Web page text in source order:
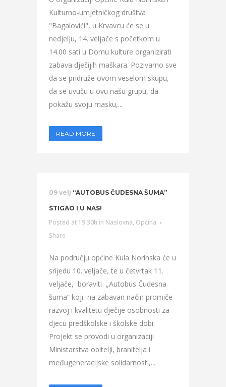
Kulturno-umjetničkog društva
"Bagalovići", u Krvavcu će se u
nedjelju, 14. veljače s početkom u
14.00 sati u Domu kulture organizirati
zabava dječijih maškara. Pozivamo sve
da se pridruže ovom veselom skupu,
da se uvuču u ovu našu grupu, da
pokažu svoju masku,...
READ MORE
09 velj “AUTOBUS ČUDESNA ŠUMA”
STIGAO I U NAS!
Posted at 19:30h in Naslovna, Općina
Share
Na području općine Kula Norinska će u
srijedu 10. veljače, te u četvrtak 11.
veljače, boraviti „Autobus Čudesna
šuma“ koji na zabavan način promiče
razvoj i kvalitetu dječije osobnosti za
djecu predškolske i školske dobi.
Projekt se provodi u organizaciji
Ministarstva obitelji, branitelja i
međugeneracijske solidarnosti,...